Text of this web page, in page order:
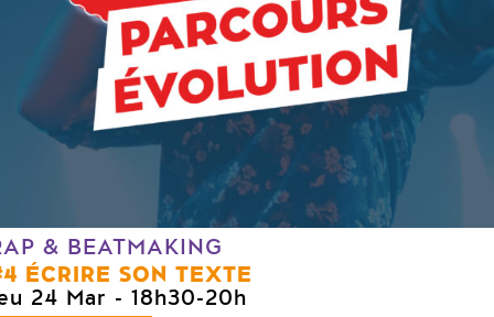
& BEATMAKING
ÉCRIRE SON TEXTE
24 Mar - 18h30-20h